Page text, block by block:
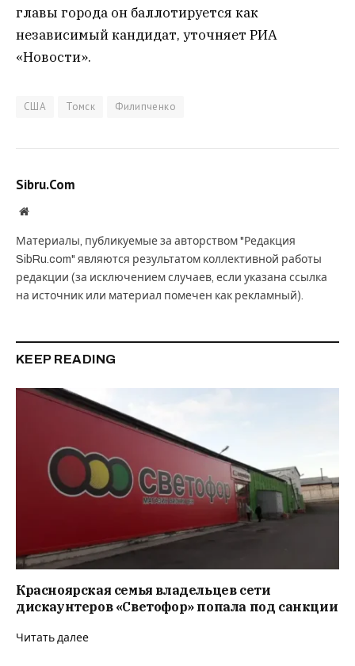
главы города он баллотируется как
независимый кандидат, уточняет РИА
«Новости».
США Томск Филипченко
Sibru.Com
Website
Материалы, публикуемые за авторством "Редакция
SibRu.com" являются результатом коллективной работы
редакции (за исключением случаев, если указана ссылка
на источник или материал помечен как рекламный).
KEEP READING
Красноярская семья владельцев сети
дискаунтеров «Светофор» попала под санкции
Читать далее